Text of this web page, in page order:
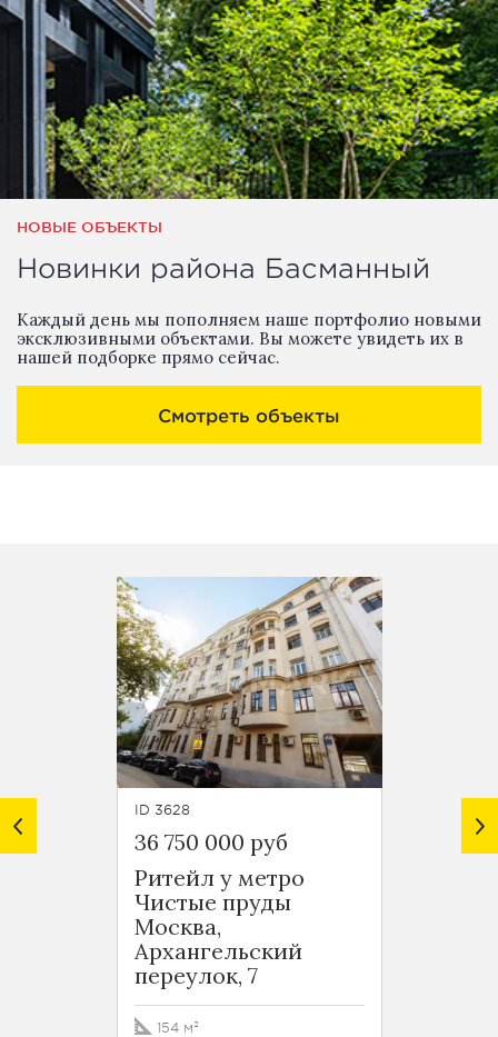
НОВЫЕ ОБЪЕКТЫ
Новинки района Басманный
Каждый день мы пополняем наше портфолио новыми
эксклюзивными объектами. Вы можете увидеть их в
нашей подборке прямо сейчас.
Смотреть объекты
ID 3628
36 750 000 руб
Ритейл у метро
Чистые пруды
Москва,
Архангельский
переулок, 7
154 м²
32